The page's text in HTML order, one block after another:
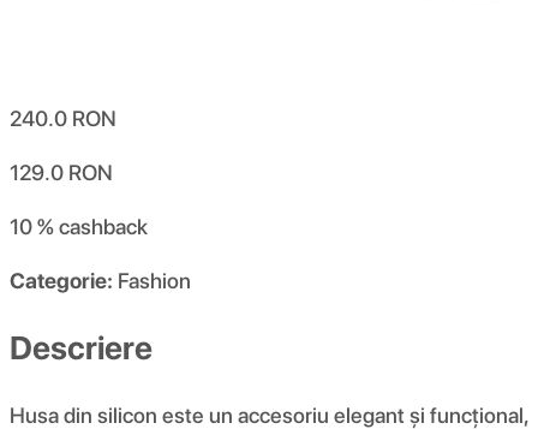
240.0 RON
129.0 RON
10 %cashback
Categorie: Fashion
Descriere
Husa din silicon este un accesoriu elegant și funcțional,